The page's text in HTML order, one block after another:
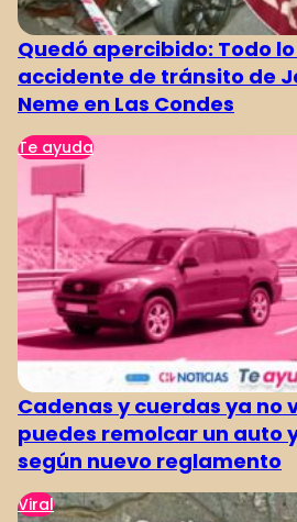
Quedó apercibido: Todo
accidente de tránsito de
Neme en Las Condes
Te ayuda
Cadenas y cuerdas ya no
puedes remolcar un auto
según nuevo reglamento
Viral